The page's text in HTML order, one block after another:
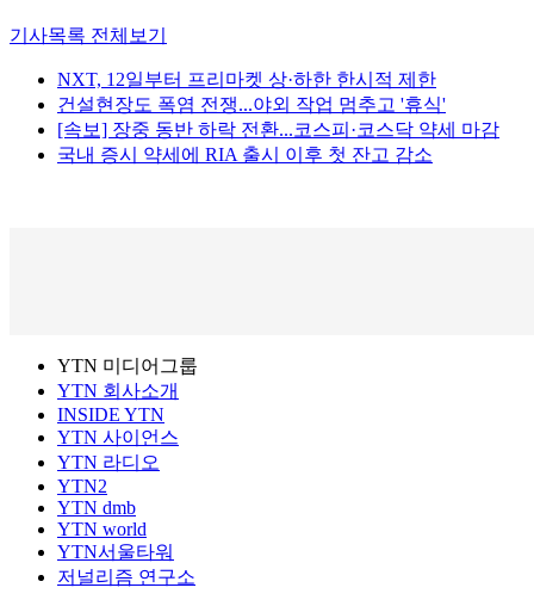
기사목록 전체보기
NXT, 12일부터 프리마켓 상·하한 한시적 제한
건설현장도 폭염 전쟁...야외 작업 멈추고 '휴식'
[속보] 장중 동반 하락 전환...코스피·코스닥 약세 마감
국내 증시 약세에 RIA 출시 이후 첫 잔고 감소
YTN 미디어그룹
YTN 회사소개
INSIDE YTN
YTN 사이언스
YTN 라디오
YTN2
YTN dmb
YTN world
YTN서울타워
저널리즘 연구소